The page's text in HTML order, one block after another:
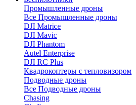
Промышленные дроны
Все Промышленные дроны
DJI Matrice
DJI Mavic
DJI Phantom
Autel Enterprise
DJI RC Plus
Квадрокоптеры с тепловизором
Подводные дроны
Все Подводные дроны
Chasing